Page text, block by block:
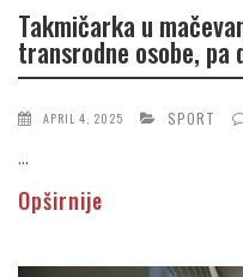
Takmičarka u
transrodne osobe, pa
APRIL 4, 2025 SPORT
...
Opširnije